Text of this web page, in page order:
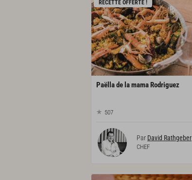
RECETTE OFFERTE !
Paëllade lamama Rodriguez
507
Par David Rathgeber
CHEF